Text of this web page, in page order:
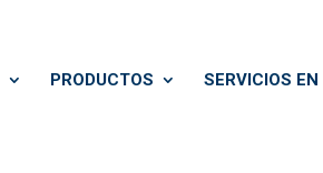
PRODUCTOS SERVICIOS